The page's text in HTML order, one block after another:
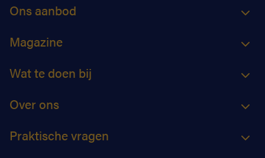
Ons aanbod
Magazine
Wat te doen bij
Over ons
Praktische vragen